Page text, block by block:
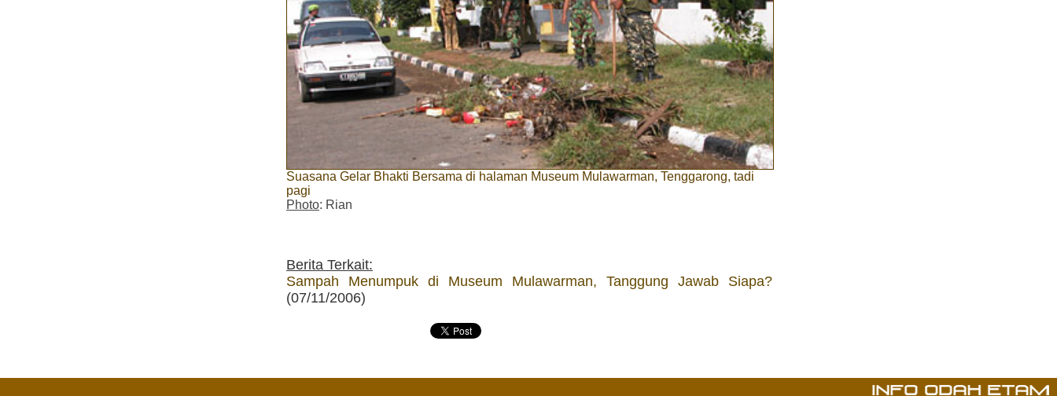
Suasana Gelar Bhakti Bersama di halaman Museum Mulawarman, Tenggarong, tadi
pagi
Photo: Rian
Berita Terkait:
Sampah Menumpuk di Museum Mulawarman, Tanggung Jawab Siapa?
(07/11/2006)